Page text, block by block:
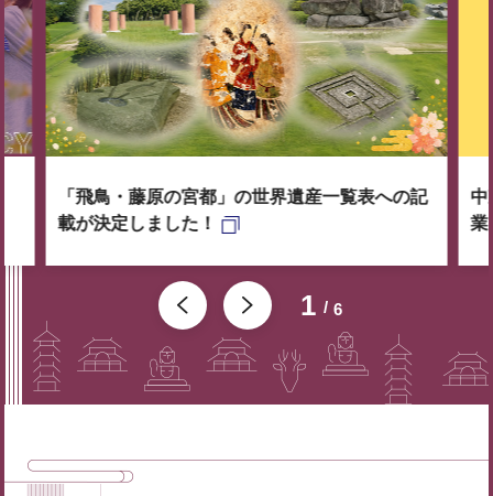
1 6
「飛鳥・藤原の宮都」の世界遺産一覧表への記
載が決定しました！
中
業